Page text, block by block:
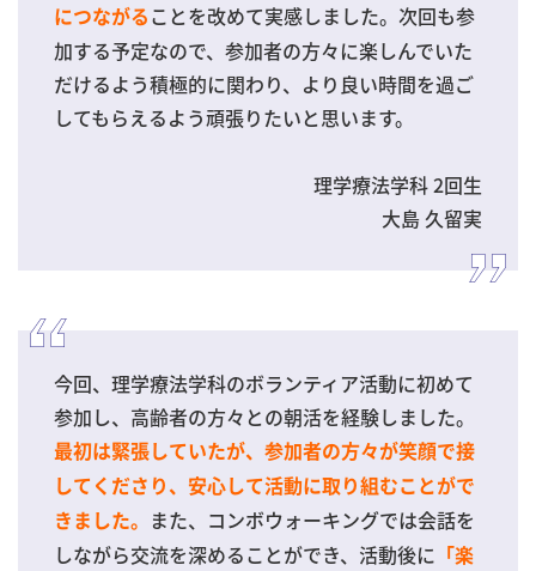
につながる ことを改めて実感しました。次回も参
加する予定なので、参加者の方々に楽しんでいた
だけるよう積極的に関わり、より良い時間を過ご
してもらえるよう頑張りたいと思います。
理学療法学科 2回生
大島 久留実
今回、理学療法学科のボランティア活動に初めて
参加し、高齢者の方々との朝活を経験しました。
最初は緊張していたが、参加者の方々が笑顔で接
してくださり、安心して活動に取り組むことがで
きました。
また、コンボウォーキングでは会話を
しながら交流を深めることができ、活動後に 「楽